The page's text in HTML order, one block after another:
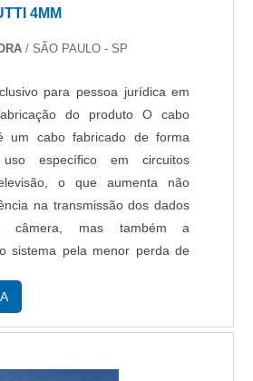
4MM
/ SÃO PAULO - SP
para pessoa jurídica em
do produto O cabo
um cabo fabricado de forma
específico em circuitos
o que aumenta não
na transmissão dos dados
câmera, mas também a
sistema pela menor perda de
vida útil. Confira outros